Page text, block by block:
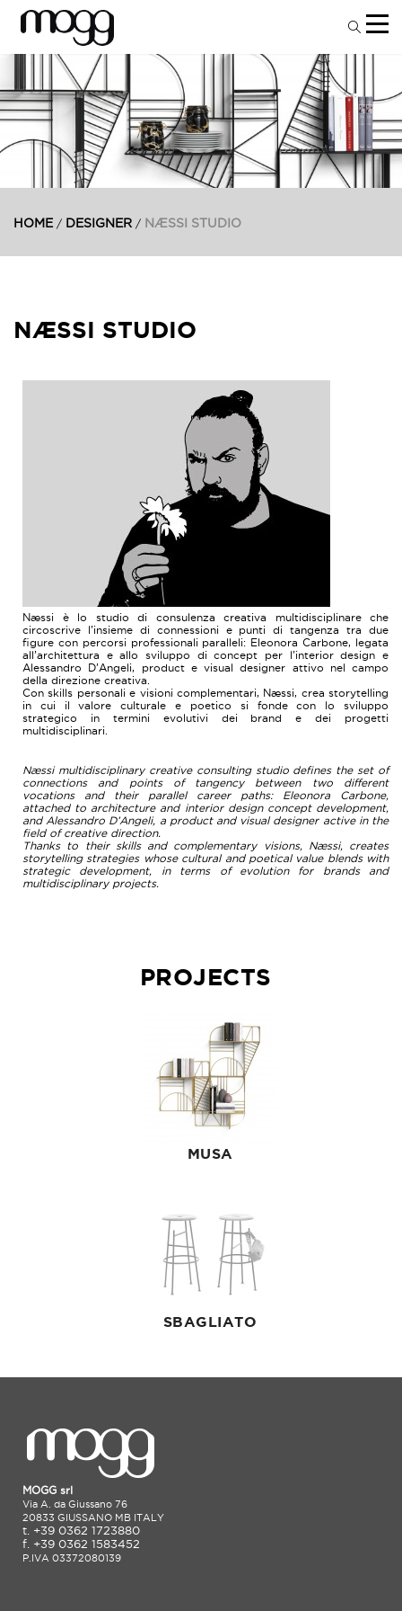
HOME / DESIGNER / NÆSSI STUDIO
NÆSSI STUDIO
Næssi è lo studio di consulenza creativa multidisciplinare che
circoscrive l’insieme di connessioni e punti di tangenza tra due
figure con percorsi professionali paralleli: Eleonora Carbone, legata
all’architettura e allo sviluppo di concept per l’interior design e
Alessandro D’Angeli, product e visual designer attivo nel campo
della direzione creativa.
Con skills personali e visioni complementari, Næssi, crea storytelling
in cui il valore culturale e poetico si fonde con lo sviluppo
strategico in termini evolutivi dei brand e dei progetti
multidisciplinari.
Næssi multidisciplinary creative consulting studio defines the set of
connections and points of tangency between two different
vocations and their parallel career paths: Eleonora Carbone,
attached to architecture and interior design concept development,
and Alessandro D’Angeli, a product and visual designer active in the
field of creative direction.
Thanks to their skills and complementary visions, Næssi, creates
storytelling strategies whose cultural and poetical value blends with
strategic development, in terms of evolution for brands and
multidisciplinary projects.
PROJECTS
MUSA
SBAGLIATO
MOGG srl
Via A. da Giussano 76
20833 GIUSSANO MB ITALY
t. +39 0362 1723880
f. +39 0362 1583452
P.IVA 03372080139